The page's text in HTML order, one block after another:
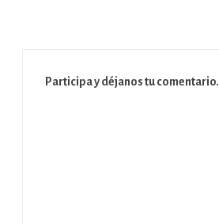
Participa y déjanos tu comentario.